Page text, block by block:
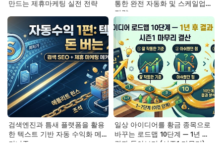
만드는 제휴마케팅 실전 전략
통한 완전 자동화 및 스케일업
전략
검색엔진과 틈새 플랫폼을 활용
한 텍스트 기반 자동 수익화 메
커니즘
일상 아이디어를 황금 종목으로
바꾸는 로드맵 10단계 — 1년 후
결과 돌아보기 (시즌1 마무리)